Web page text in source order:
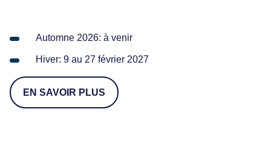
Automne 2026: à venir
Hiver: 9 au 27 février 2027
EN SAVOIR PLUS